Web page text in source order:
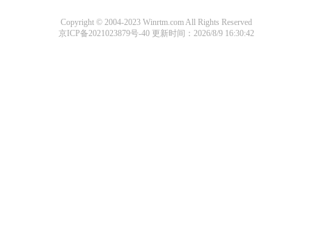
Copyright © 2004-2023 Winrtm.com All Rights Reserved
京ICP备2021023879号-40 更新时间：2026/8/9 16:30:42